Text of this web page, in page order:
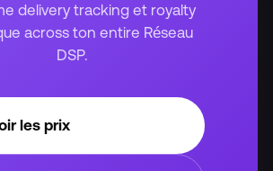
delivery tracking et royalty
across ton entire Réseau
DSP.
les prix